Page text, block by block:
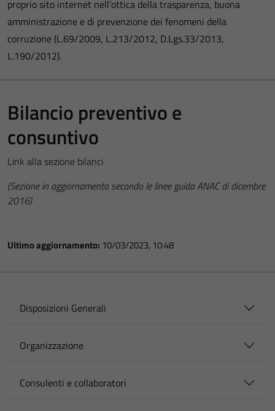
proprio sito internet nell’ottica della trasparenza, buona
amministrazione e di prevenzione dei fenomeni della
corruzione (L.69/2009, L.213/2012, D.Lgs.33/2013,
L.190/2012).
Bilancio preventivo e
consuntivo
Link alla sezione bilanci
(Sezione in aggiornamento secondo le linee guida ANAC di dicembre
2016)
Ultimo aggiornamento: 10/03/2023, 10:48
Disposizioni Generali
Organizzazione
Consulenti e collaboratori